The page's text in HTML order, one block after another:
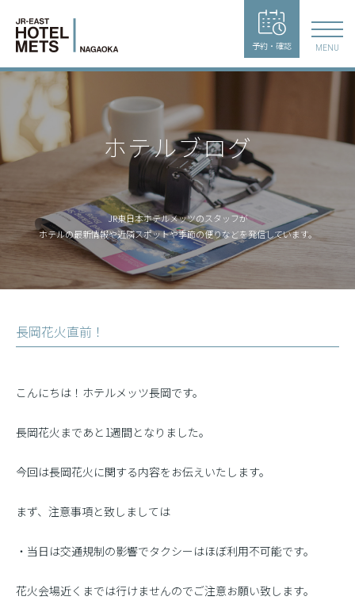
予約・確認 MENU
ホテルブログ
JR東日本ホテルメッツのスタッフが
ホテルの最新情報や近隣スポットや季節の便りなどを発信しています。
長岡花火直前！
こんにちは！ホテルメッツ長岡です。
長岡花火まであと1週間となりました。
今回は長岡花火に関する内容をお伝えいたします。
まず、注意事項と致しましては
・当日は交通規制の影響でタクシーはほぼ利用不可能です。
花火会場近くまでは行けませんのでご注意お願い致します。